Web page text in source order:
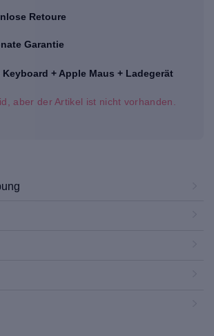
Retoure
Garantie
Keyboard + Apple Maus + Ladegerät
aber der Artikel ist nicht vorhanden.